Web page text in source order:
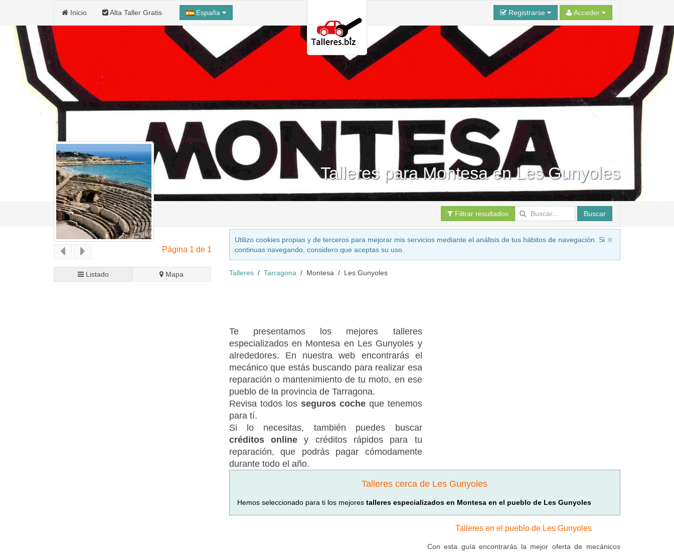
Inicio Alta Taller Gratis España Registrarse Acceder
Talleres para Montesa en Les Gunyoles
Filtrar resultados Buscar
Página 1 de 1
Listado Mapa
Utilizo cookies propias y de terceros para mejorar mis servicios mediante el análisis de tus hábitos de navegación. Si
continuas navegando, considero que aceptas su uso.
Talleres Tarragona Montesa Les Gunyoles
Te presentamos los mejores talleres
especializados en Montesa en Les Gunyoles y
alrededores. En nuestra web encontrarás el
mecánico que estás buscando para realizar esa
reparación o mantenimiento de tu moto, en ese
pueblo de la provincia de Tarragona.
Revisa todos los seguros cocheque tenemos
para tí.
Si lo necesitas, también puedes buscar
créditos onliney créditos rápidos para tu
reparación, que podrás pagar cómodamente
durante todo el año.
Talleres cerca de Les Gunyoles
Hemos seleccionado para ti los mejores talleres especializados en Montesa en el pueblo de Les Gunyoles
Talleres en el pueblo de Les Gunyoles
Con esta guía encontrarás la mejor oferta de mecánicos